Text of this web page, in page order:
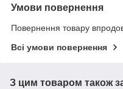
Умови повернення
Повернення товару
Всі умови повернення
З цим товаром також